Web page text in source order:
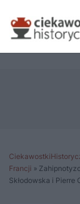
Francji »
Skłodowska i Pierre